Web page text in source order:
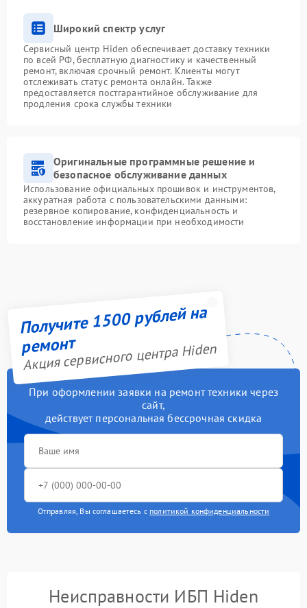
Широкий спектр услуг
Сервисный центр Hiden обеспечивает доставку техники
по всей РФ, бесплатную диагностику и качественный
ремонт, включая срочный ремонт. Клиенты могут
отслеживать статус ремонта онлайн. Также
предоставляется постгарантийное обслуживание для
продления срока службы техники
Оригинальные программные решение и
безопасное обслуживание данных
Использование официальных прошивок и инструментов,
аккуратная работа с пользовательскими данными:
резервное копирование, конфиденциальность и
восстановление информации при необходимости
Получите 1500 рублей на
ремонт
Акция сервисного центра Hiden
При оформлении заявки на ремонт техники через
сайт,
действует персональная бессрочная скидка
Отправляя, Вы соглашаетесь с политикой конфиденциальности
Неисправности ИБП Hiden